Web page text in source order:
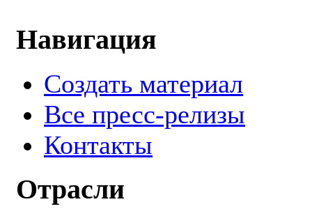
Навигация
Создать материал
Все пресс-релизы
Контакты
Отрасли